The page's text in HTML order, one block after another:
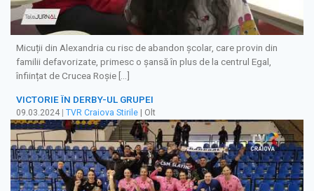
Micuții din Alexandria cu risc de abandon școlar, care provin din
familii defavorizate, primesc o șansă în plus de la centrul Egal,
înființat de Crucea Roșie […]
VICTORIE ÎN DERBY-UL GRUPEI
09.03.2024 TVR Craiova Stirile | Olt